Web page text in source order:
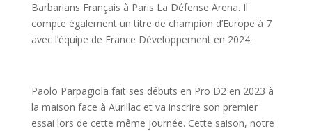
Barbarians Français à Paris La Défense Arena. Il
compte également un titre de champion d’Europe à 7
avec l’équipe de France Développement en 2024.
Paolo Parpagiola fait ses débuts en Pro D2 en 2023 à
la maison face à Aurillac et va inscrire son premier
essai lors de cette même journée. Cette saison, notre